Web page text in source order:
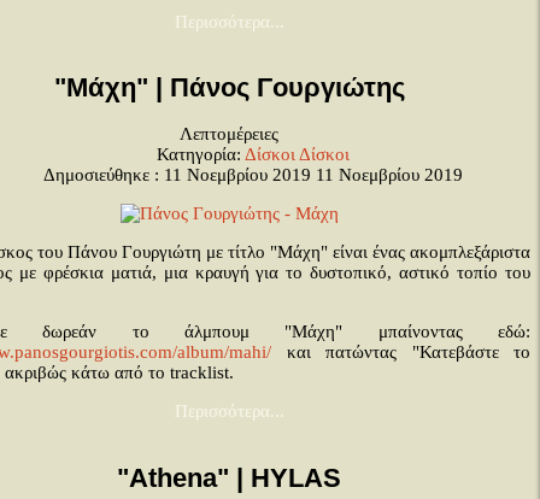
Περισσότερα...
"Μάχη" | Πάνος Γουργιώτης
Λεπτομέρειες
Κατηγορία: ΔίσκοιΔίσκοι
Δημοσιεύθηκε : 11 Νοεμβρίου 2019 11 Νοεμβρίου 2019
του Πάνου Γουργιώτη με τίτλο "Μάχη" είναι ένας ακομπλεξάριστα
με φρέσκια ματιά, μια κραυγή για το δυστοπικό, αστικό τοπίο του
δωρεάν το άλμπουμ "Μάχη" μπαίνοντας εδώ:
album/mahi/ και πατώντας "Κατεβάστε το
κάτω από το tracklist.
Περισσότερα...
"Athena" | HYLAS